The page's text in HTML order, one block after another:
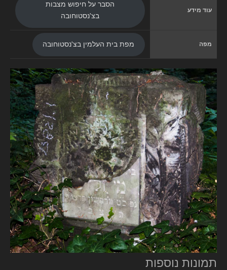
עוד מידע
הסבר על חיפוש מצבות
בצ'נסטוחובה
מפה מפת בית העלמין בצ'נסטוחובה
תמונות נוספות